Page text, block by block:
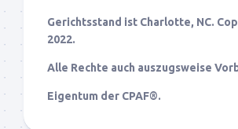
Gerichtsstand ist Charlotte, NC.
2022.
Alle Rechte auch auszugsweise
Eigentum der CPAF®.